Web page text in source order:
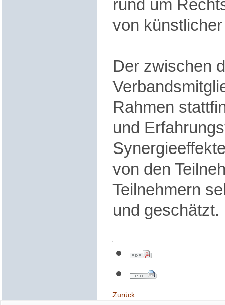
rund um
von
Der zwischen
Rahmen
und
von den
Teilnehmern
und geschätzt.
Zurück